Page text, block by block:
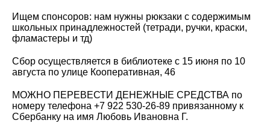
Ищем спонсоров: нам нужны рюкзаки с содержимым
школьных принадлежностей (тетради, ручки, краски,
фламастеры и тд)
Сбор осуществляется в библиотеке с 15 июня по 10
августа по улице Кооперативная, 46
МОЖНО ПЕРЕВЕСТИ ДЕНЕЖНЫЕ СРЕДСТВА по
номеру телефона +7 922 530-26-89 привязанному к
Сбербанку на имя Любовь Ивановна Г.